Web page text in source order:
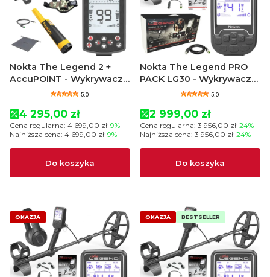
Nokta The Legend 2 +
AccuPOINT - Wykrywacz
5.0
Cena promocyjna
4 295,00 zł
Cena regularna: 4 699,00 zł-9%
Najniższa cena: 4 699,00 zł-9%
Do koszyka
Nokta The Legend PRO
PACK LG30 - Wykrywacz
5.0
Cena promocyjna
2 999,00 zł
Cena regularna: 3 956,00 zł-24%
Najniższa cena: 3 956,00 zł-24%
Do koszyka
OKAZJA OKAZJA BESTSELLER